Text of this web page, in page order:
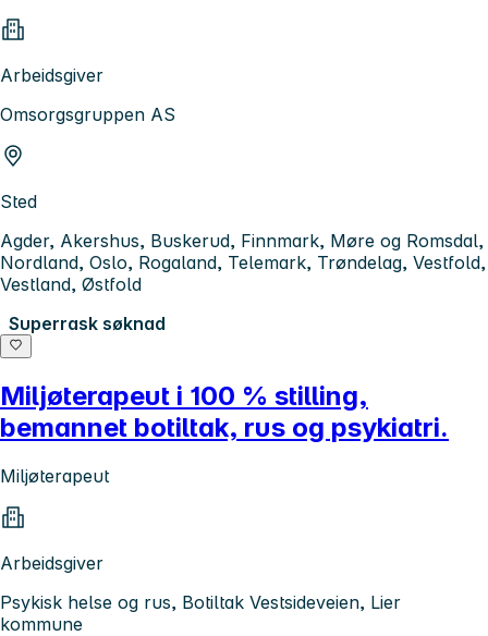
Arbeidsgiver
Omsorgsgruppen AS
Sted
Agder, Akershus, Buskerud, Finnmark, Møre og Romsdal,
Nordland, Oslo, Rogaland, Telemark, Trøndelag, Vestfold,
Vestland, Østfold
Superrask søknad
Miljøterapeut i 100 % stilling,
bemannet botiltak, rus og psykiatri.
Miljøterapeut
Arbeidsgiver
Psykisk helse og rus, Botiltak Vestsideveien, Lier
kommune